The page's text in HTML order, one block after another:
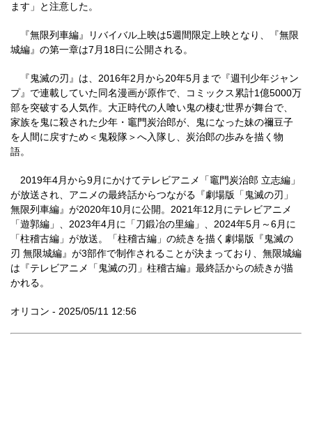
ます」と注意した。
『無限列車編』リバイバル上映は5週間限定上映となり、『無限
城編』の第一章は7月18日に公開される。
『鬼滅の刃』は、2016年2月から20年5月まで『週刊少年ジャン
プ』で連載していた同名漫画が原作で、コミックス累計1億5000万
部を突破する人気作。大正時代の人喰い鬼の棲む世界が舞台で、
家族を鬼に殺された少年・竈門炭治郎が、鬼になった妹の禰豆子
を人間に戻すため＜鬼殺隊＞へ入隊し、炭治郎の歩みを描く物
語。
2019年4月から9月にかけてテレビアニメ「竈門炭治郎 立志編」
が放送され、アニメの最終話からつながる『劇場版「鬼滅の刃」
無限列車編』が2020年10月に公開。2021年12月にテレビアニメ
「遊郭編」、2023年4月に「刀鍛冶の里編」、2024年5月～6月に
「柱稽古編」が放送。「柱稽古編」の続きを描く劇場版『鬼滅の
刃 無限城編』が3部作で制作されることが決まっており、無限城編
は『テレビアニメ「鬼滅の刃」柱稽古編』最終話からの続きが描
かれる。
オリコン - 2025/05/11 12:56